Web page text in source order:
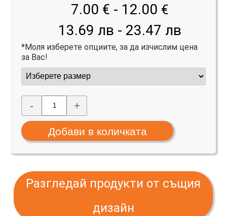
7.00 € - 12.00 €
13.69 лв - 23.47 лв
*Моля изберете опциите, за да изчислим цена
за Вас!
- +
Разгледай продукти от същия
дизайн